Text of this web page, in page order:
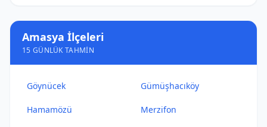
Amasya İlçeleri
15 GÜNLÜK TAHMIN
Göynücek Gümüşhacıköy
Hamamözü Merzifon